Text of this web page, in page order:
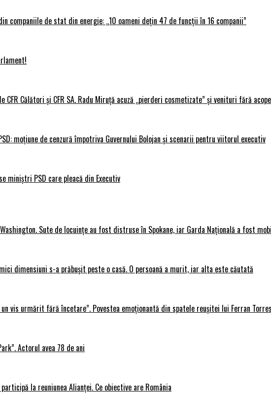
companiile de stat din energie: „10 oameni dețin 47 de funcții în 16 companii”
Călători și CFR SA. Radu Miruță acuză „pierderi cosmetizate” și venituri fără
moțiune de cenzură împotriva Guvernului Bolojan și scenarii pentru viitorul executiv
miniștri PSD care pleacă din Executiv
Sute de locuințe au fost distruse în Spokane, iar Garda Națională a fost
dimensiuni s-a prăbușit peste o casă. O persoană a murit, iar alta este căutată
vis urmărit fără încetare”. Povestea emoționantă din spatele reușitei lui Ferran
Actorul avea 78 de ani
la reuniunea Alianței. Ce obiective are România